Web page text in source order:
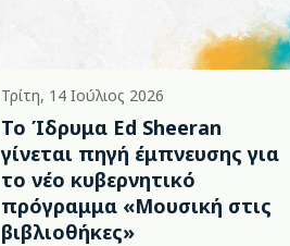
Τρίτη, 14 Ιούλιος 2026
Το Ίδρυμα Ed Sheeran
γίνεται πηγή έμπνευσης για
το νέο κυβερνητικό
πρόγραμμα «Μουσική στις
βιβλιοθήκες»